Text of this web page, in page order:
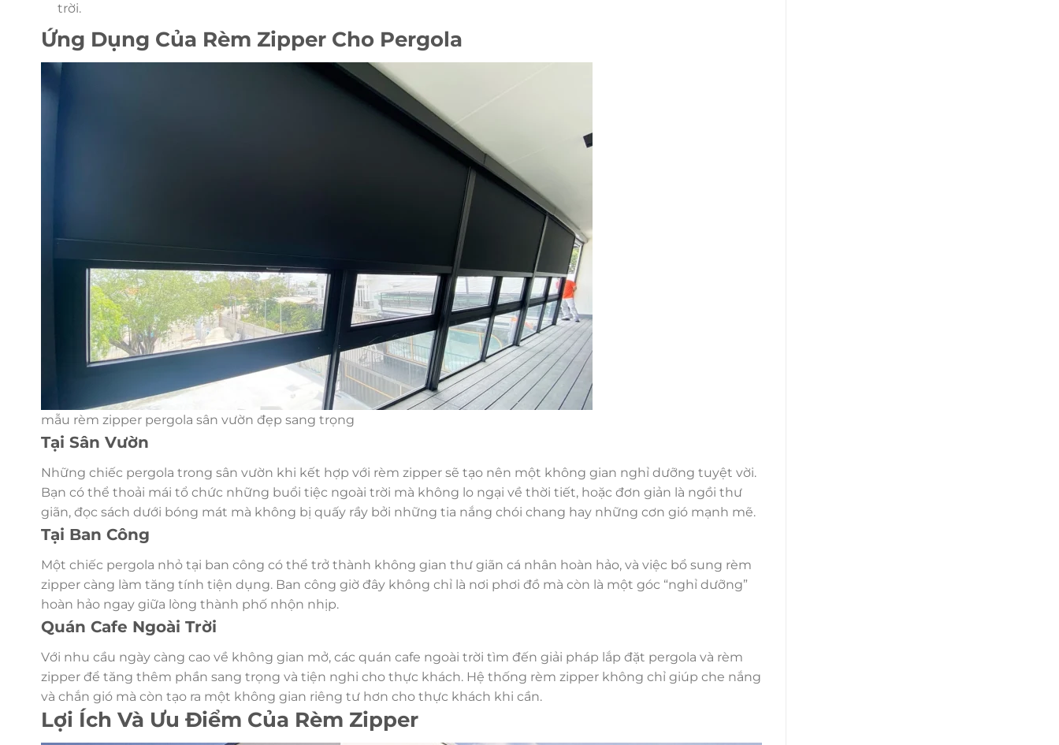
trời.
Ứng Dụng Của Rèm Zipper Cho Pergola
mẫu rèm zipper pergola sân vườn đẹp sang trọng
Tại Sân Vườn
Những chiếc pergola trong sân vườn khi kết hợp với rèm zipper sẽ tạo nên một không gian nghỉ dưỡng tuyệt vời.
Bạn có thể thoải mái tổ chức những buổi tiệc ngoài trời mà không lo ngại về thời tiết, hoặc đơn giản là ngồi thư
giãn, đọc sách dưới bóng mát mà không bị quấy rầy bởi những tia nắng chói chang hay những cơn gió mạnh mẽ.
Tại Ban Công
Một chiếc pergola nhỏ tại ban công có thể trở thành không gian thư giãn cá nhân hoàn hảo, và việc bổ sung rèm
zipper càng làm tăng tính tiện dụng. Ban công giờ đây không chỉ là nơi phơi đồ mà còn là một góc “nghỉ dưỡng”
hoàn hảo ngay giữa lòng thành phố nhộn nhịp.
Quán Cafe Ngoài Trời
Với nhu cầu ngày càng cao về không gian mở, các quán cafe ngoài trời tìm đến giải pháp lắp đặt pergola và rèm
zipper để tăng thêm phần sang trọng và tiện nghi cho thực khách. Hệ thống rèm zipper không chỉ giúp che nắng
và chắn gió mà còn tạo ra một không gian riêng tư hơn cho thực khách khi cần.
Lợi Ích Và Ưu Điểm Của Rèm Zipper